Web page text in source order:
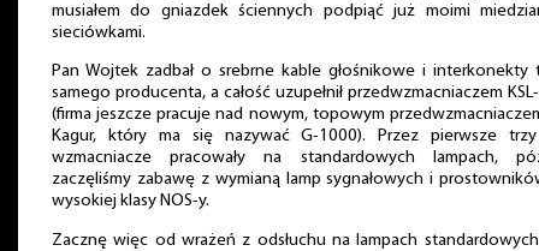
musiałem do gniazdek ściennych podpiąć już moimi
sieciówkami.
Pan Wojtek zadbał o srebrne kable głośnikowe i interkonekty
samego producenta, a całość uzupełnił przedwzmacniaczem
(firma jeszcze pracuje nad nowym, topowym
Kagur, który ma się nazywać G-1000). Przez pierwsze
wzmacniacze pracowały na standardowych lampach,
zaczęliśmy zabawę z wymianą lamp sygnałowych i
wysokiej klasy NOS-y.
Zacznę więc od wrażeń z odsłuchu na lampach